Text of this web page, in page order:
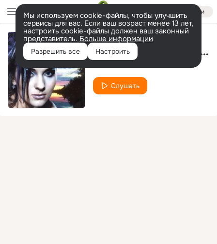
Войти
Мы используем cookie-файлы, чтобы улучшить
сервисы для вас. Если ваш возраст менее 13 лет,
настроить cookie-файлы должен ваш законный
представитель. Больше информации
Разрешить все Настроить Девочка в платьице белом
Слушать